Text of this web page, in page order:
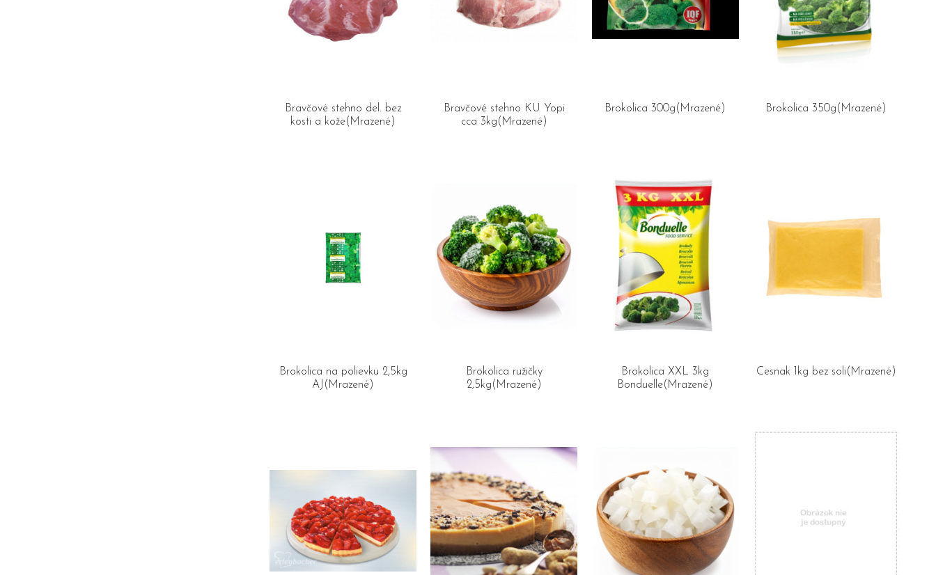
Bravčové stehno del. bez
kosti a kože(Mrazené)
Bravčové stehno KÚ Yopi
cca 3kg(Mrazené)
Brokolica 300g(Mrazené) Brokolica 350g(Mrazené)
Brokolica na polievku 2,5kg
AJ(Mrazené)
Brokolica ružičky
2,5kg(Mrazené)
Brokolica XXL 3kg
Bonduelle(Mrazené)
Cesnak 1kg bez soli(Mrazené)